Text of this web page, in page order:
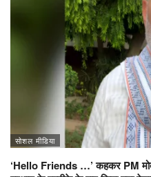
सोशल मीडिया
‘Hello Friends …’ कहकर PM